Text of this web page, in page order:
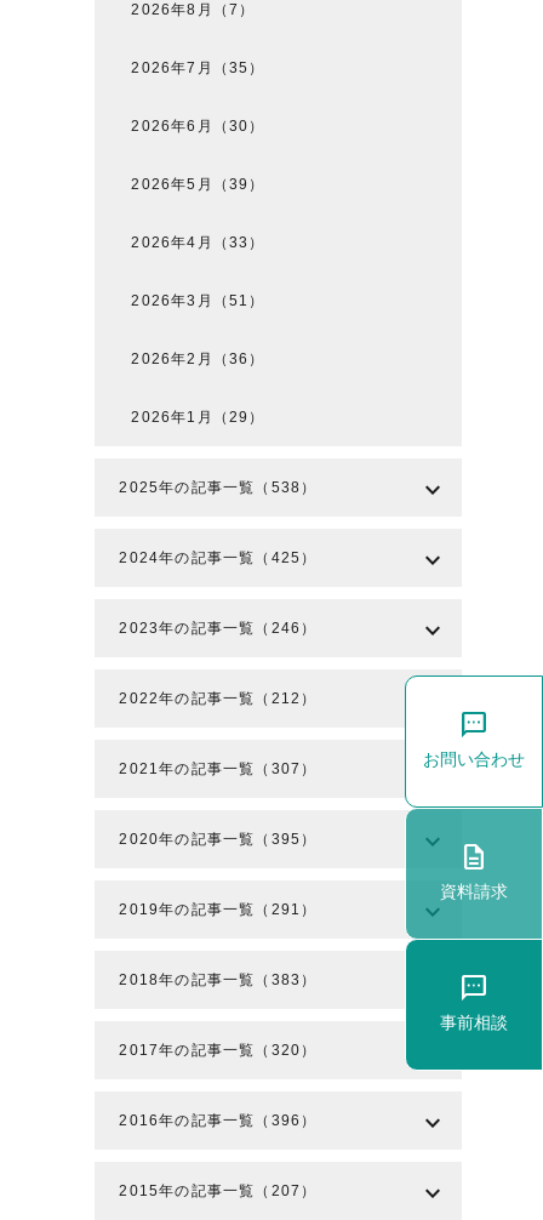
sms
お問い合わせ
description
資料請求
sms
事前相談
2026年8月（7）
2026年7月（35）
2026年6月（30）
2026年5月（39）
2026年4月（33）
2026年3月（51）
2026年2月（36）
2026年1月（29）
2025年の記事一覧（538） expand_more
2024年の記事一覧（425） expand_more
2023年の記事一覧（246） expand_more
2022年の記事一覧（212）
2021年の記事一覧（307） expand_more
2020年の記事一覧（395） expand_more
2019年の記事一覧（291） expand_more
2018年の記事一覧（383）
2017年の記事一覧（320）
2016年の記事一覧（396） expand_more
2015年の記事一覧（207） expand_more